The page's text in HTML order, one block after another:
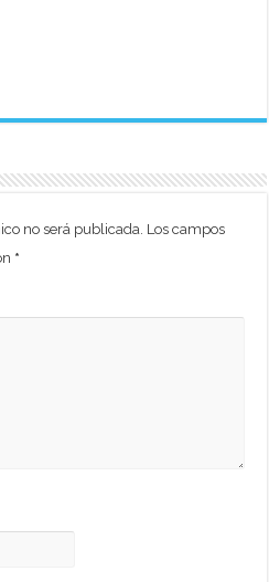
no será publicada. Los campos
*